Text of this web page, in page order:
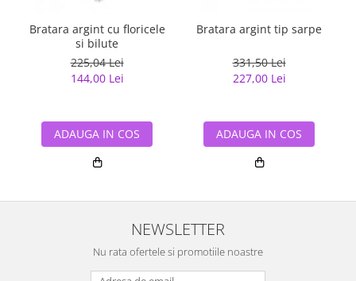
Bratara argint cu floricele
si bilute
225,04 Lei
144,00 Lei
ADAUGA IN COS
Bratara argint tip sarpe
331,50 Lei
227,00 Lei
ADAUGA IN COS
NEWSLETTER
Nu rata ofertele si promotiile noastre